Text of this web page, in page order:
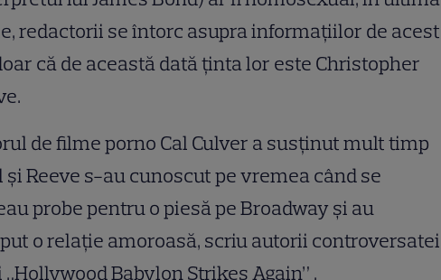
redactorii se întorc asupra informaţiilor de acest
că de această dată ţinta lor este Christopher
de filme porno Cal Culver a susţinut mult timp
şi Reeve s-au cunoscut pe vremea când se
probe pentru o piesă pe Broadway şi au
o relaţie amoroasă, scriu autorii controversatei
Babylon Strikes Again” .